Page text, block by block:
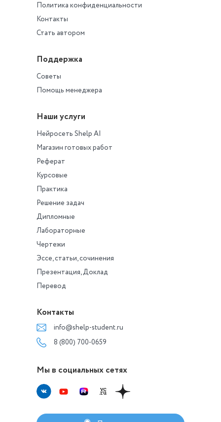
Политика конфиденциальности
Контакты
Стать автором
Поддержка
Советы
Помощь менеджера
Наши услуги
Нейросеть Shelp AI
Магазин готовых работ
Реферат
Курсовые
Практика
Решение задач
Дипломные
Лабораторные
Чертежи
Эссе, статьи, сочинения
Презентация, Доклад
Перевод
Контакты
info@shelp-student.ru
8 (800) 700-0659
Мы в социальных сетях